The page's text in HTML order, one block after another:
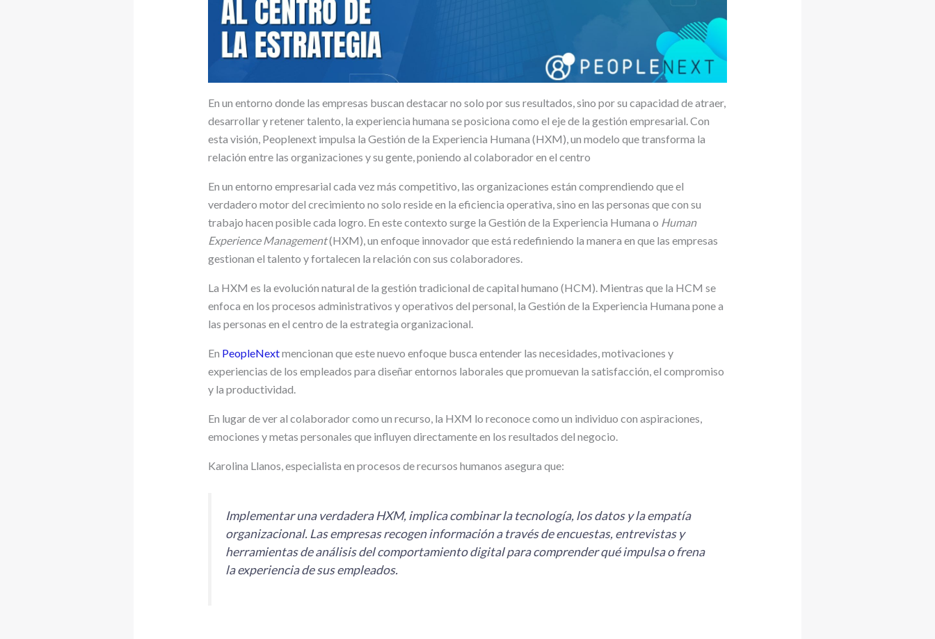
En un entorno donde las empresas buscan destacar no solo por sus resultados, sino por su capacidad de atraer,
desarrollar y retener talento, la experiencia humana se posiciona como el eje de la gestión empresarial. Con
esta visión, Peoplenext impulsa la Gestión de la Experiencia Humana (HXM), un modelo que transforma la
relación entre las organizaciones y su gente, poniendo al colaborador en el centro
En un entorno empresarial cada vez más competitivo, las organizaciones están comprendiendo que el
verdadero motor del crecimiento no solo reside en la eficiencia operativa, sino en las personas que con su
trabajo hacen posible cada logro. En este contexto surge la Gestión de la Experiencia Humana o Human
Experience Management(HXM), un enfoque innovador que está redefiniendo la manera en que las empresas
gestionan el talento y fortalecen la relación con sus colaboradores.
La HXM es la evolución natural de la gestión tradicional de capital humano (HCM). Mientras que la HCM se
enfoca en los procesos administrativos y operativos del personal, la Gestión de la Experiencia Humana pone a
las personas en el centro de la estrategia organizacional.
En PeopleNextmencionan que este nuevo enfoque busca entender las necesidades, motivaciones y
experiencias de los empleados para diseñar entornos laborales que promuevan la satisfacción, el compromiso
y la productividad.
En lugar de ver al colaborador como un recurso, la HXM lo reconoce como un individuo con aspiraciones,
emociones y metas personales que influyen directamente en los resultados del negocio.
Karolina Llanos, especialista en procesos de recursos humanos asegura que:
Implementar una verdadera HXM, implica combinar la tecnología, los datos y la empatía
organizacional. Las empresas recogen información a través de encuestas, entrevistas y
herramientas de análisis del comportamiento digital para comprender qué impulsa o frena
la experiencia de sus empleados.